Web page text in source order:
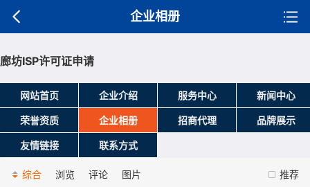
企业相册
廊坊ISP许可证申请
网站首页 企业介绍 服务中心 新闻中心
荣誉资质 企业相册 招商代理 品牌展示
友情链接 联系方式
推荐
综合 浏览 评论 图片